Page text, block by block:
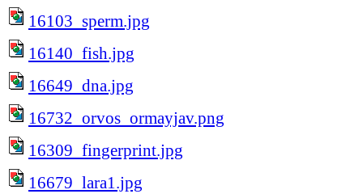
16103_sperm.jpg
16140_fish.jpg
16649_dna.jpg
16732_orvos_ormayjav.png
16309_fingerprint.jpg
16679_lara1.jpg